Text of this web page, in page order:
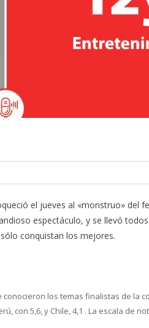
el jueves al «monstruo» del
espectáculo, y se llevó
conquistan los mejores.
los temas finalistas de la
con 5,6, y Chile, 4,1 . La escala de